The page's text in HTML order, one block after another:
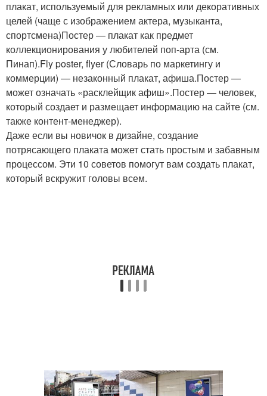
плакат, используемый для рекламных или декоративных
целей (чаще с изображением актера, музыканта,
спортсмена)Постер — плакат как предмет
коллекционирования у любителей поп-арта (см.
Пинап).Fly poster, flyer (Словарь по маркетингу и
коммерции) — незаконный плакат, афиша.Постер —
может означать «расклейщик афиш».Постер — человек,
который создает и размещает информацию на сайте (см.
также контент-менеджер).
Даже если вы новичок в дизайне, создание
потрясающего плаката может стать простым и забавным
процессом. Эти 10 советов помогут вам создать плакат,
который вскружит головы всем.